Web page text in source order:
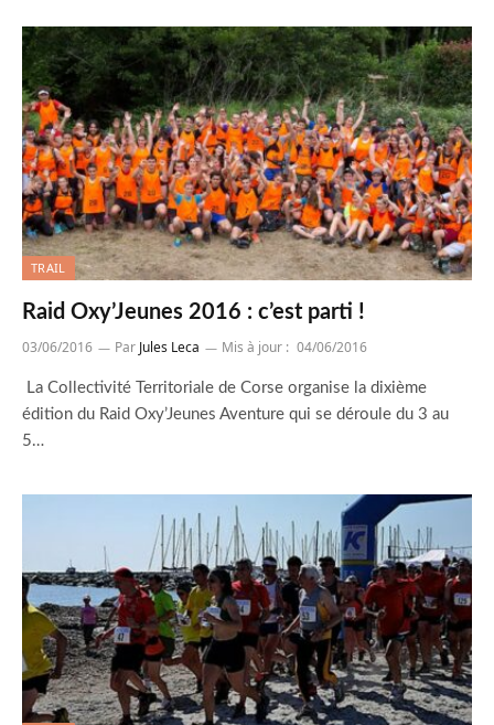
TRAIL
Raid Oxy’Jeunes 2016 : c’est parti !
03/06/2016 Par Jules Leca Mis à jour : 04/06/2016
La Collectivité Territoriale de Corse organise la dixième
édition du Raid Oxy’Jeunes Aventure qui se déroule du 3 au
5…